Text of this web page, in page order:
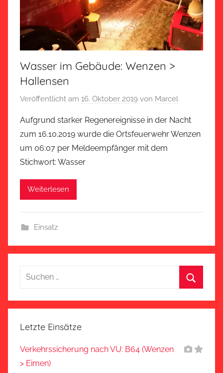
Wasser im Gebäude: Wenzen >
Hallensen
Veröffentlicht am 16. Oktober 2019 von Marcel
Aufgrund starker Regenereignisse in der Nacht
zum 16.10.2019 wurde die Ortsfeuerwehr Wenzen
um 06:07 per Meldeempfänger mit dem
Stichwort: Wasser
Weiterlesen
Einsatz
Suchen
Letzte Einsätze
Verkehrssicherung nach VU: B64 (Wenzen
> Eimen)